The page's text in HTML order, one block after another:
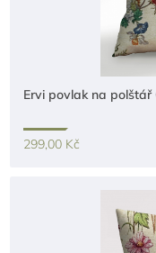
Ervi povlak na
299,00 Kč